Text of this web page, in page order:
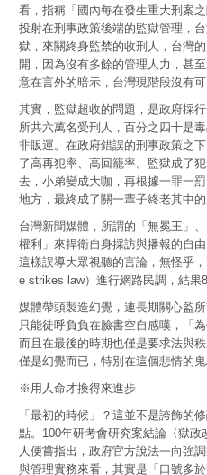
看，指稱「國內每在發生重大刑案
投射在刑事政策後端的監獄管理，
獄，來關終身監禁的收刑人，台灣
開，因為沒有多餘的管理人力，甚
意在言外的暗示，台灣現階段沒有可
其實，監獄超收的問題，是政府採
所共六萬名受刑人，百分之四十是
非販運。在政府錯誤的刑事政策之
了高再犯率、高回籠率。監獄成了
去，小弟變成大咖，再根據一罪一
地方，最終成了關一輩子終老其中的
台灣新聞媒體，所謂的「無冕王」
權利」來捍衛自身採訪與播報的自
這樣誤導大眾視聽的言論，無怪乎
e strikes law）進行網路民調，結果
媒體帶頭製造幻覺，連長期關心監
只能徒呼負負在臉書空自感嘆，「
而且在最後的時期也僅是要求法與
僅是幻覺而已，特別在這個悲情的鬼
※用人命才換得來進步
「最初的時候」？這並不是誇飾的
點。100年研考會研究案結論〈獄
人便嘗指出，政府官方說法一向強
與管理實務來看，其實是「口號多